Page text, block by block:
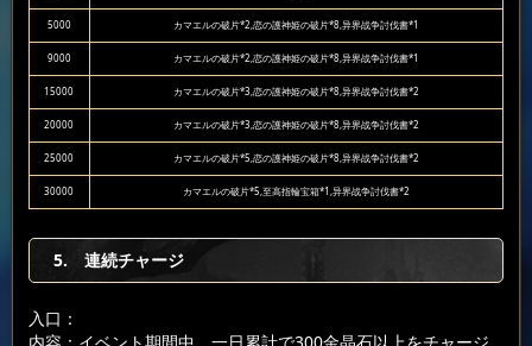
5000 カマエルの破片*2,恋の護神姫の破片*8,异界战争討伐書*1
9000 カマエルの破片*2,恋の護神姫の破片*8,异界战争討伐書*1
15000 カマエルの破片*3,恋の護神姫の破片*8,异界战争討伐書*2
20000 カマエルの破片*3,恋の護神姫の破片*8,异界战争討伐書*2
25000 カマエルの破片*5,恋の護神姫の破片*8,异界战争討伐書*2
30000 カマエルの破片*5,至高指輪宝箱*1,异界战争討伐書*2
5. 連続チャージ
入口：
内容：イベント期間中、一日累計で300金晶石以上をチャージ